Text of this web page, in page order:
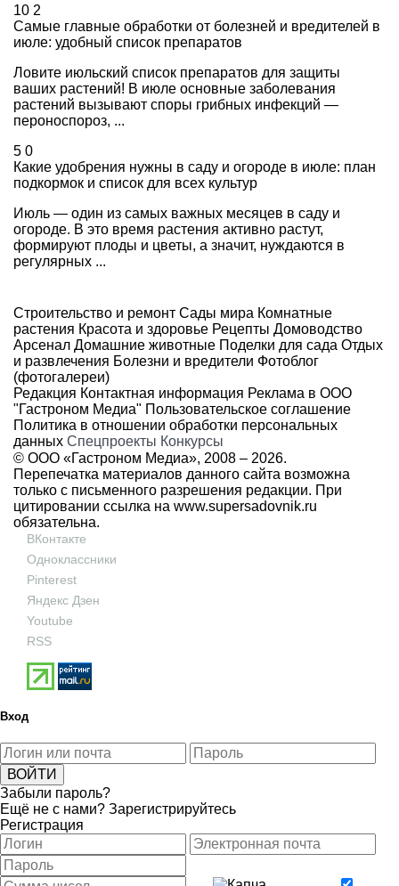
10 2
Самые главные обработки от болезней и вредителей в
июле: удобный список препаратов
Ловите июльский список препаратов для защиты
ваших растений! В июле основные заболевания
растений вызывают споры грибных инфекций —
пероноспороз, ...
5 0
Какие удобрения нужны в саду и огороде в июле: план
подкормок и список для всех культур
Июль — один из самых важных месяцев в саду и
огороде. В это время растения активно растут,
формируют плоды и цветы, а значит, нуждаются в
регулярных ...
Строительство и ремонт Сады мира Комнатные
растения Красота и здоровье Рецепты Домоводство
Арсенал Домашние животные Поделки для сада Отдых
и развлечения Болезни и вредители Фотоблог
(фотогалереи)
Редакция Контактная информация Реклама в ООО
"Гастроном Медиа" Пользовательское соглашение
Политика в отношении обработки персональных
данных Спецпроекты Конкурсы
© ООО «Гастроном Медиа», 2008 – 2026.
Перепечатка материалов данного сайта возможна
только с письменного разрешения редакции. При
цитировании ссылка на www.supersadovnik.ru
обязательна.
ВКонтакте
Одноклассники
Pinterest
Яндекс Дзен
Youtube
RSS
Вход
Забыли пароль?
Ещё не с нами? Зарегистрируйтесь
Регистрация